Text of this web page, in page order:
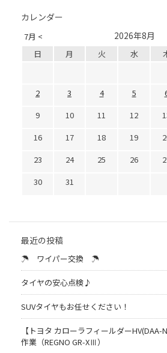
カレンダー
7月 < 2026年8月
日 月 火 水
2
3 4 5
9
10 11 12
16
17 18 19
23
24 25 26
30
31
最近の投稿
☂ ワイパー交換 ☂
タイヤの安心点検♪
SUVタイヤもお任せください！
【トヨタ カローラフィールダーHV(DAA-
作業（REGNO GR-XⅢ）